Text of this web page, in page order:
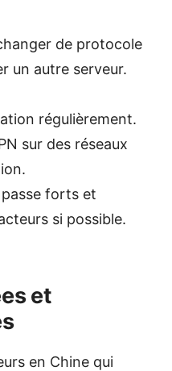
de protocole
un autre serveur.
régulièrement.
sur des réseaux
forts et
si possible.
et
en Chine qui